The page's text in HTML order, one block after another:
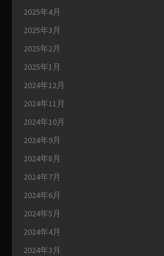
2025年4月
2025年3月
2025年2月
2025年1月
2024年12月
2024年11月
2024年10月
2024年9月
2024年8月
2024年7月
2024年6月
2024年5月
2024年4月
2024年3月